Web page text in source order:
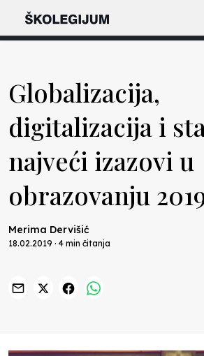
Globalizacija,
digitalizacija i
najveći izazovi u
obrazovanju
Merima Dervišić
18.02.2019 · 4 min čitanja